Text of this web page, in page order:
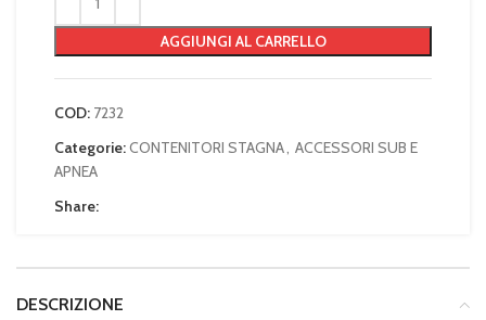
AGGIUNGI AL CARRELLO
COD: 7232
Categorie:CONTENITORI STAGNA, ACCESSORI SUB E
APNEA
Share:
DESCRIZIONE